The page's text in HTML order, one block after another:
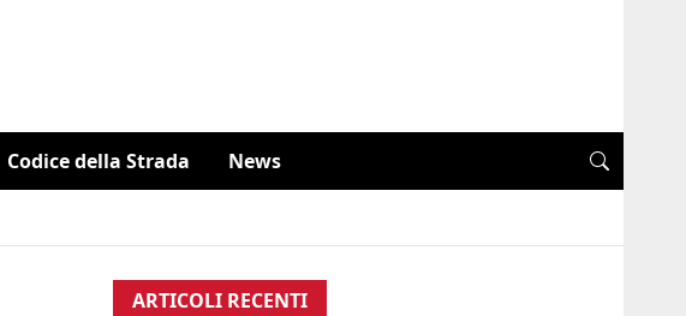
Codice della Strada News
ARTICOLI RECENTI